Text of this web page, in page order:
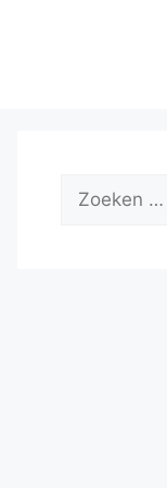
Zoek